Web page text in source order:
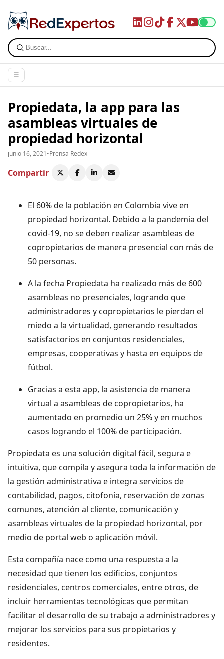
☰
Propiedata, la app para las
asambleas virtuales de
propiedad horizontal
junio 16, 2021•Prensa Redex
Compartir
El 60% de la población en Colombia vive en
propiedad horizontal. Debido a la pandemia del
covid-19, no se deben realizar asambleas de
copropietarios de manera presencial con más de
50 personas.
A la fecha Propiedata ha realizado más de 600
asambleas no presenciales, logrando que
administradores y copropietarios le pierdan el
miedo a la virtualidad, generando resultados
satisfactorios en conjuntos residenciales,
empresas, cooperativas y hasta en equipos de
fútbol.
Gracias a esta app, la asistencia de manera
virtual a asambleas de copropietarios, ha
aumentado en promedio un 25% y en muchos
casos logrando el 100% de participación.
Propiedata es una solución digital fácil, segura e
intuitiva, que compila y asegura toda la información de
la gestión administrativa e integra servicios de
contabilidad, pagos, citofonía, reservación de zonas
comunes, atención al cliente, comunicación y
asambleas virtuales de la propiedad horizontal, por
medio de portal web o aplicación móvil.
Esta compañía nace como una respuesta a la
necesidad que tienen los edificios, conjuntos
residenciales, centros comerciales, entre otros, de
incluir herramientas tecnológicas que permitan
facilitar el desarrollo de su trabajo a administradores y
mejorar los servicios para sus propietarios y
residentes.